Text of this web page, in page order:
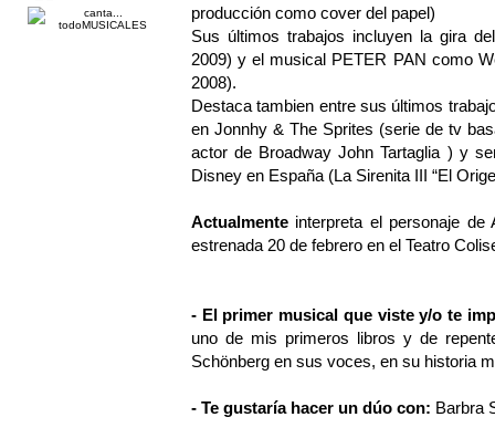
producción como cover del papel)
Sus últimos trabajos incluyen la gira
2009) y el musical PETER PAN como
2008).
Destaca tambien entre sus últimos
en Jonnhy & The Sprites (serie de tv
actor de Broadway John Tartaglia ) y
Disney en España (La Sirenita III “El
Actualmente interpreta el personaje
estrenada 20 de febrero en el Teatro
- El primer musical que viste y/o te
uno de mis primeros libros y de
Schönberg en sus voces, en su historia
- Te gustaría hacer un dúo con: Barbra